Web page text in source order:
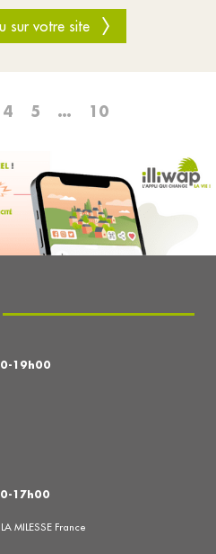
sur votre site
4 5 … 10
MILESSE France
19h00
17h00